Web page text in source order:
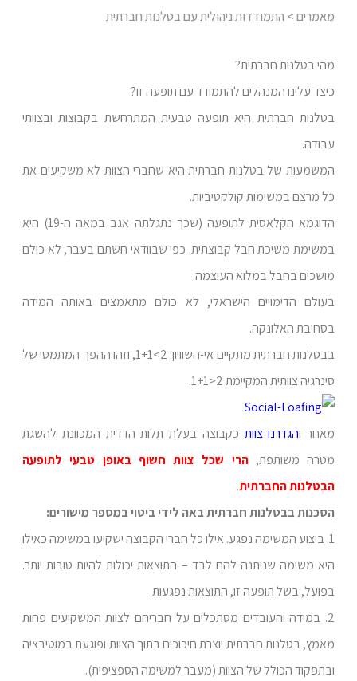
מאמרים> התמודדות ניהולית עם בטלנות חברתית
מהי בטלנות חברתית?
כיצד עלינו המנהלים להתמודד עם תופעה זו?
בטלנות חברתית היא תופעה טבעית המתרחשת בקבוצות ובצוותי
עבודה.
המשמעות של בטלנות חברתית היא שחברי הצוות לא משקיעים את
כל מרצם במשימות קולקטיביות.
הדוגמא הקלאסית לתופעה (שכך נתגלתה אגב במאה ה-19) היא
במשימת משיכת חבל קבוצתית. כפי שבוודאי חשתם בעבר, לא כולם
מושכים בחבל במלוא העוצמה.
בעולם הדימויים הישראלי, לא כולם מתאמצים באותה המידה
בסחיבת האלונקה.
בבטלנות חברתית מתקיים אי-השוויון: 2>1+1, וזהו ההפך המתמטי של
סינרגיה צוותית המקיימת 2<1+1.
מאחר והגדרנו צוות כקבוצה בעלת תלות הדדית המכוונת להשגת
מטרה משותפת,הרי שכל צוות חשוף באופן טבעי לתופעה
הבטלנות החברתית.
הסכנות בבטלנות חברתית באה לידי ביטוי במספר מישורים:
1. ביצוע המשימה נפגע. אילו כל חברי הקבוצה ישקיעו במשימה כאילו
היא משימה שניתנה להם לבד – התוצאות יכולות להיות טובות יותר.
בפועל, בשל תופעה זו, התוצאות נפגעות.
2. במידה והעובדים מסתכלים על חבריהם לצוות המשקיעים פחות
מאמץ, בטלנות חברתית יוצרת חיכוכים בתוך הצוות ופוגעת במוטיבציה
ובתפקוד הכולל של הצוות (מעבר למשימה הספציפית).